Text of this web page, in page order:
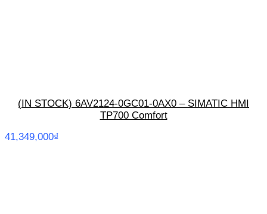
(IN STOCK) 6AV2124-0GC01-0AX0 – SIMATIC HMI
TP700 Comfort
41,349,000₫